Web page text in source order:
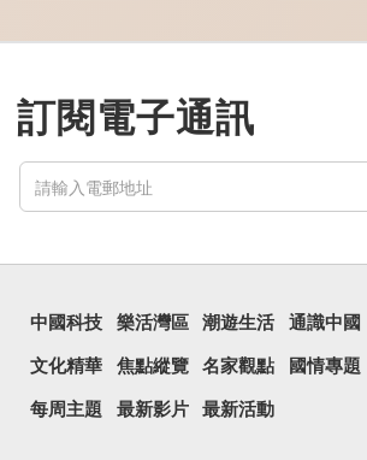
「朤朤乾坤，捨我其
宙等，形容政治清明，天下
太平！
飛。」也是指天清氣明，鳥
兒可高飛。
「朤朤脆脆」就是形容
訂閱電子通訊
中國科技 樂活灣區 潮遊生活 通識中國
文化精華 焦點縱覽 名家觀點 國情專題
每周主題 最新影片 最新活動